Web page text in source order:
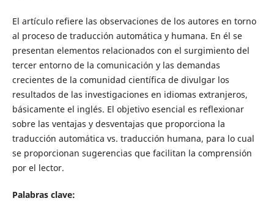
El artículo refiere las observaciones de los autores en torno
al proceso de traducción automática y humana. En él se
presentan elementos relacionados con el surgimiento del
tercer entorno de la comunicación y las demandas
crecientes de la comunidad científica de divulgar los
resultados de las investigaciones en idiomas extranjeros,
básicamente el inglés. El objetivo esencial es reflexionar
sobre las ventajas y desventajas que proporciona la
traducción automática vs. traducción humana, para lo cual
se proporcionan sugerencias que facilitan la comprensión
por el lector.
Palabras clave: